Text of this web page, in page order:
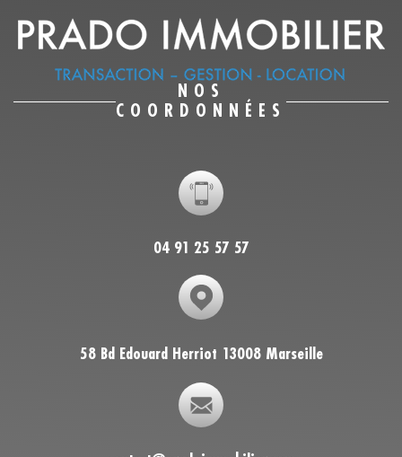
NOS
COORDONNÉES
04 91 25 57 57
58 Bd Edouard Herriot 13008 Marseille